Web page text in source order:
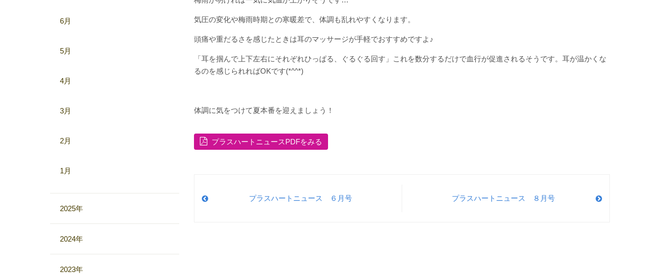
気圧の変化や梅雨時期との寒暖差で、体調も乱れやすくなります。
頭痛や重だるさを感じたときは耳のマッサージが手軽でおすすめですよ♪
「耳を掴んで上下左右にそれぞれひっぱる、ぐるぐる回す」これを数分するだけで血行が促進されるそうです。耳が温かくな
るのを感じられればOKです(*^^*)
体調に気をつけて夏本番を迎えましょう！
プラスハートニュースPDFをみる
プラスハートニュース ６月号 プラスハートニュース ８月号
6月
5月
4月
3月
2月
1月
2025年
2024年
2023年